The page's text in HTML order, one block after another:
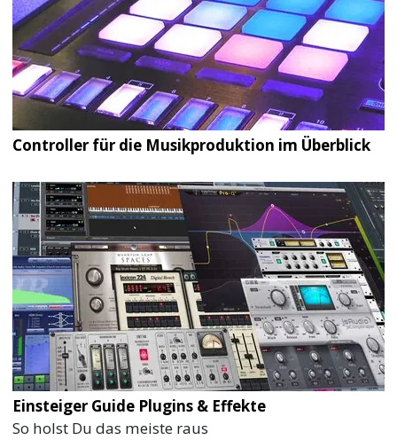
Controller für die Musikproduktion im Überblick
Einsteiger Guide Plugins & Effekte
So holst Du das meiste raus